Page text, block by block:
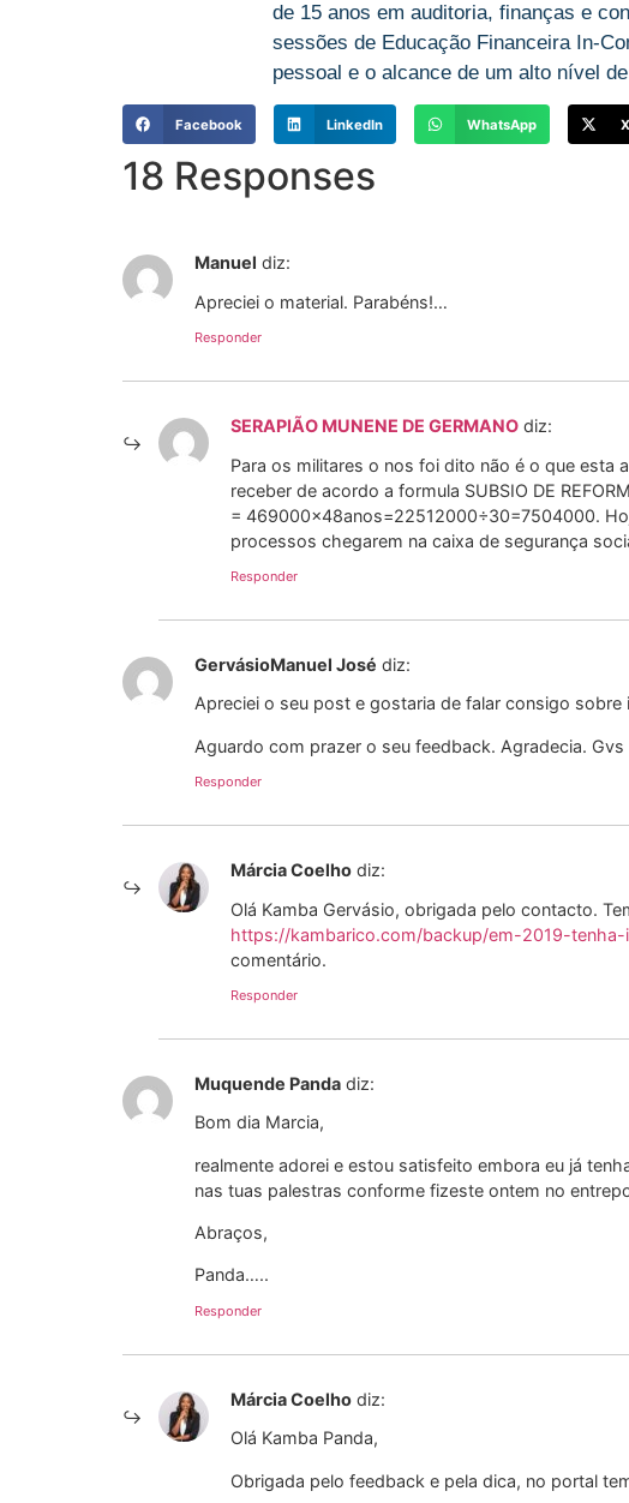
de 15 anos em auditoria, finanças e
sessões de Educação Financeira In-
pessoal e o alcance de um alto nível
Facebook LinkedIn WhatsApp X
18 Responses
Manuel diz:
Apreciei o material. Parabéns!…
Responder
SERAPIÃO MUNENE DE GERMANO diz:
Para os militares o nos foi dito não é o que esta
receber de acordo a formula SUBSIO DE
= 469000×48anos=22512000÷30=7504000.
processos chegarem na caixa de segurança
Responder
GervásioManuel José diz:
Apreciei o seu post e gostaria de falar consigo
Aguardo com prazer o seu feedback. Agradecia. Gvs
Responder
Márcia Coelho diz:
Olá Kamba Gervásio, obrigada pelo contacto.
https://kambarico.com/backup/em-2019-tenha-
comentário.
Responder
Muquende Panda diz:
Bom dia Marcia,
realmente adorei e estou satisfeito embora eu já
nas tuas palestras conforme fizeste ontem no
Abraços,
Panda…..
Responder
Márcia Coelho diz:
Olá Kamba Panda,
Obrigada pelo feedback e pela dica, no portal